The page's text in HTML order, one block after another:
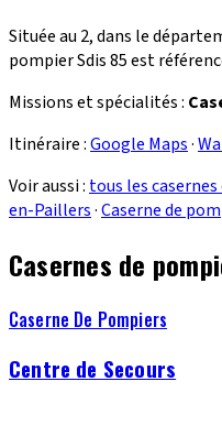
Située au 2, dans le
pompier Sdis 85 est
Missions et spécialités :
Itinéraire :Google Maps·
Voir aussi : tous les
en-Paillers·Caserne de
Casernes de
Caserne De Pompiers
Centre de Secours